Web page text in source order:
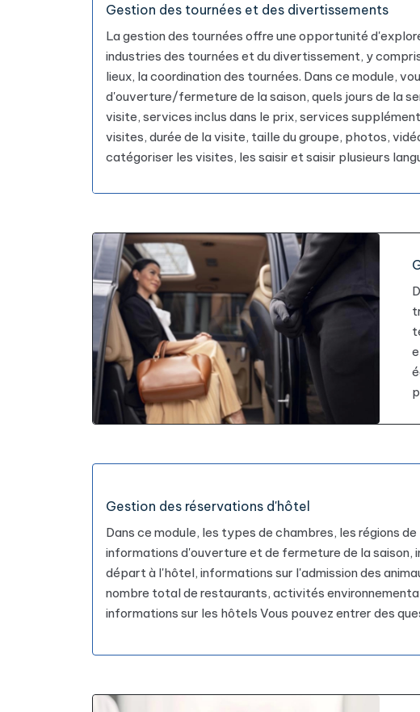
Gestion des tournées et des divertissements
La gestion des tournées offre une opportunité
industries des tournées et du divertissement, y
lieux, la coordination des tournées. Dans ce module,
d'ouverture/fermeture de la saison, quels jours de la
visite, services inclus dans le prix, services
visites, durée de la visite, taille du groupe, photos,
catégoriser les visites, les saisir et saisir plusieurs
Gestion des réservations d'hôtel
Dans ce module, les types de chambres, les régions
informations d'ouverture et de fermeture de la saison,
départ à l'hôtel, informations sur l'admission des
nombre total de restaurants, activités
informations sur les hôtels Vous pouvez entrer des